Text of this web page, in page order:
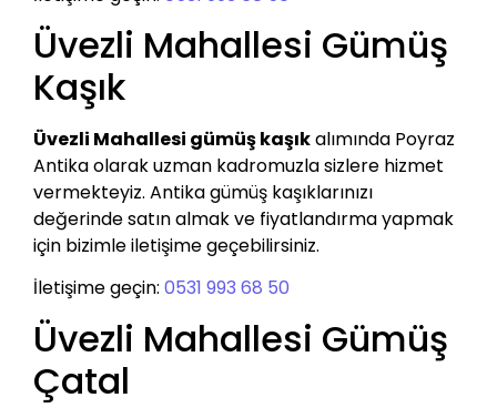
Üvezli Mahallesi Gümüş
Kaşık
Üvezli Mahallesi gümüş kaşıkalımında Poyraz
Antika olarak uzman kadromuzla sizlere hizmet
vermekteyiz. Antika gümüş kaşıklarınızı
değerinde satın almak ve fiyatlandırma yapmak
için bizimle iletişime geçebilirsiniz.
İletişime geçin: 0531 993 68 50
Üvezli Mahallesi Gümüş
Çatal